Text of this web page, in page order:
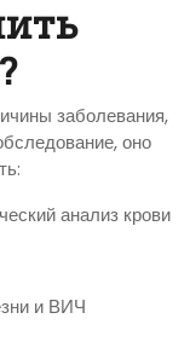
заболевания,
оно
анализ крови
и ВИЧ